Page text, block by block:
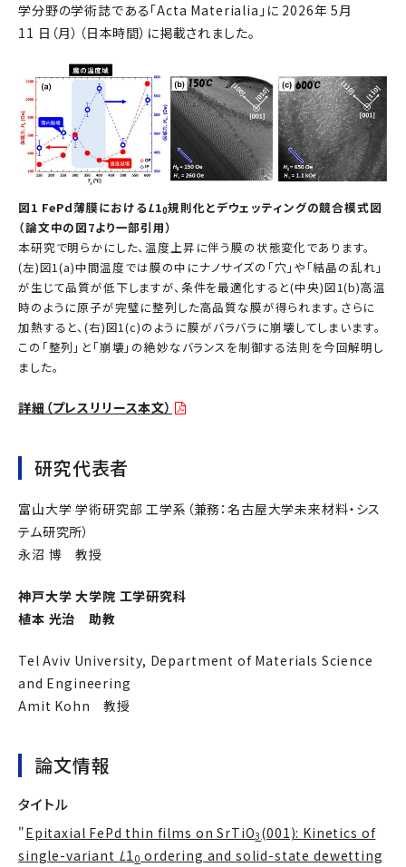
学分野の学術誌である「Acta Materialia」に 2026年 5月
11 日（月）（日本時間）に掲載されました。
図1 FePd薄膜におけるL10規則化とデウェッティングの競合模式図
（論文中の図7より一部引用）
本研究で明らかにした、温度上昇に伴う膜の状態変化であります。
(左)図1(a)中間温度では膜の中にナノサイズの「穴」や「結晶の乱れ」
が生じて品質が低下しますが、条件を最適化すると(中央)図1(b)高温
時のように原子が完璧に整列した高品質な膜が得られます。さらに
加熱すると、(右)図1(c)のように膜がバラバラに崩壊してしまいます。
この「整列」と「崩壊」の絶妙なバランスを制御する法則を今回解明し
ました。
詳細（プレスリリース本文）
研究代表者
富山大学 学術研究部 工学系（兼務：名古屋大学未来材料・シス
テム研究所）
永沼 博 教授
神戸大学 大学院 工学研究科
植本 光治 助教
Tel Aviv University, Department of Materials Science
and Engineering
Amit Kohn 教授
論文情報
タイトル
"Epitaxial FePd thin films on SrTiO3(001): Kinetics of
single-variant L 1 0 ordering and solid-state dewetting